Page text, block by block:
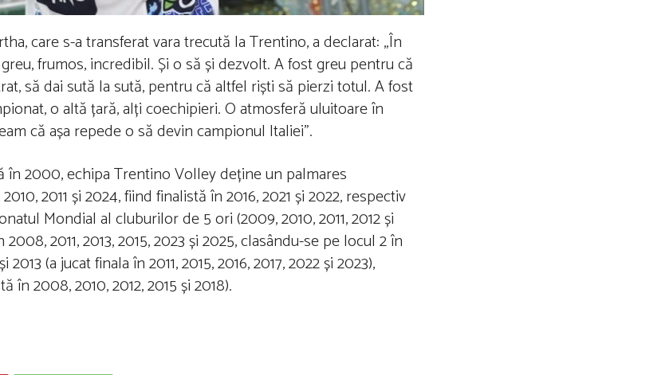
care s-a transferat vara trecută la Trentino, a declarat: „În
frumos, incredibil. Și o să și dezvolt. A fost greu pentru că
să dai sută la sută, pentru că altfel riști să pierzi totul. A fost
o altă țară, alți coechipieri. O atmosferă uluitoare în
că așa repede o să devin campionul Italiei”.
2000, echipa Trentino Volley deține un palmares
2011 și 2024, fiind finalistă în 2016, 2021 și 2022, respectiv
Mondial al cluburilor de 5 ori (2009, 2010, 2011, 2012 și
2011, 2013, 2015, 2023 și 2025, clasându-se pe locul 2 în
(a jucat finala în 2011, 2015, 2016, 2017, 2022 și 2023),
în 2008, 2010, 2012, 2015 și 2018).